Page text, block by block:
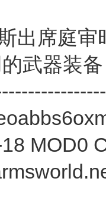
出席庭
武器装
MOD0